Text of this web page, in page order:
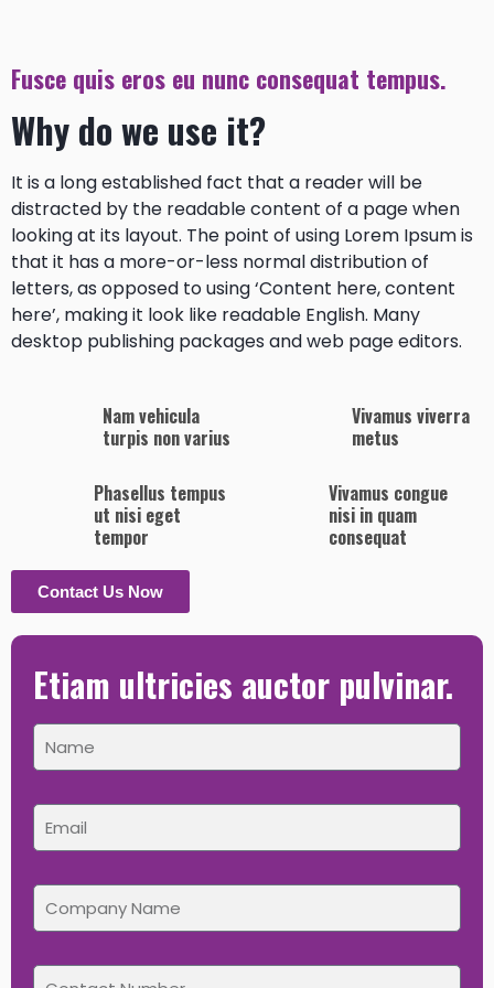
Fusce quis eros eu nunc consequat tempus.
Why do we use it?
It is a long established fact that a reader will be
distracted by the readable content of a page when
looking at its layout. The point of using Lorem Ipsum is
that it has a more-or-less normal distribution of
letters, as opposed to using ‘Content here, content
here’, making it look like readable English. Many
desktop publishing packages and web page editors.
Nam vehicula
turpis non varius
Vivamus viverra
metus
Phasellus tempus
ut nisi eget
tempor
Vivamus congue
nisi in quam
consequat
Contact Us Now
Etiam ultricies auctor pulvinar.